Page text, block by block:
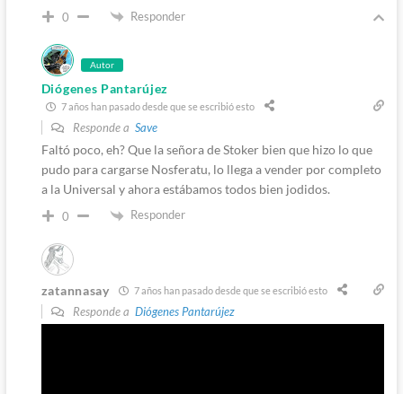
0 Responder
Autor
Diógenes Pantarújez
7 años han pasado desde que se escribió esto
Responde a Save
Faltó poco, eh? Que la señora de Stoker bien que hizo lo que
pudo para cargarse Nosferatu, lo llega a vender por completo
a la Universal y ahora estábamos todos bien jodidos.
0 Responder
zatannasay 7 años han pasado desde que se escribió esto
Responde a Diógenes Pantarújez